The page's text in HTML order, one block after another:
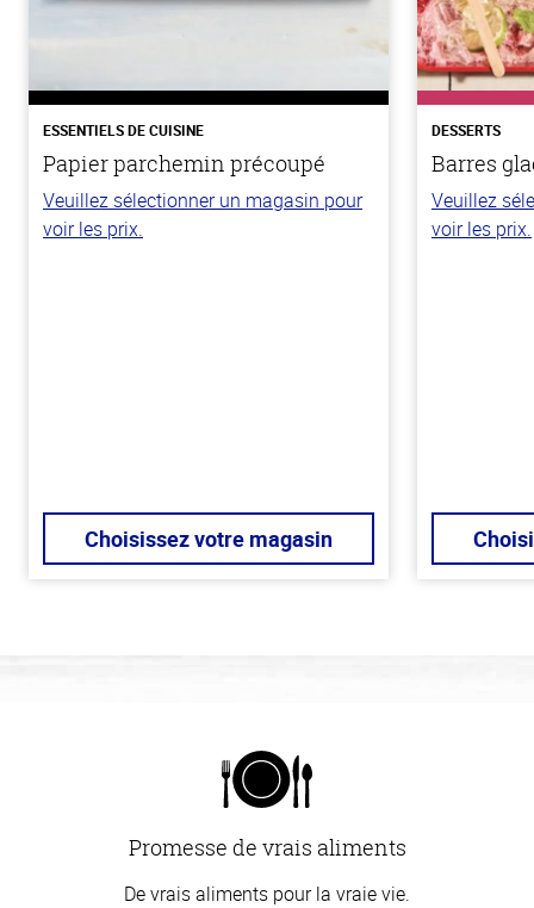
ESSENTIELS DE CUISINE
Papier parchemin précoupé
Veuillez sélectionner un magasin pour
voir les prix.
Choisissez votre magasin
DESSERTS
Barres
Veuillez
voir les prix.
Promesse de vrais aliments
De vrais aliments pour la vraie vie.